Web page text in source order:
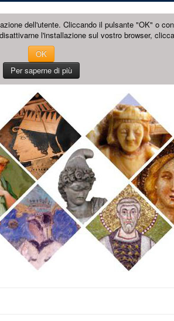
dell'utente. Cliccando il pulsante "OK" o
l'installazione sul vostro browser,
OK
Per saperne di più